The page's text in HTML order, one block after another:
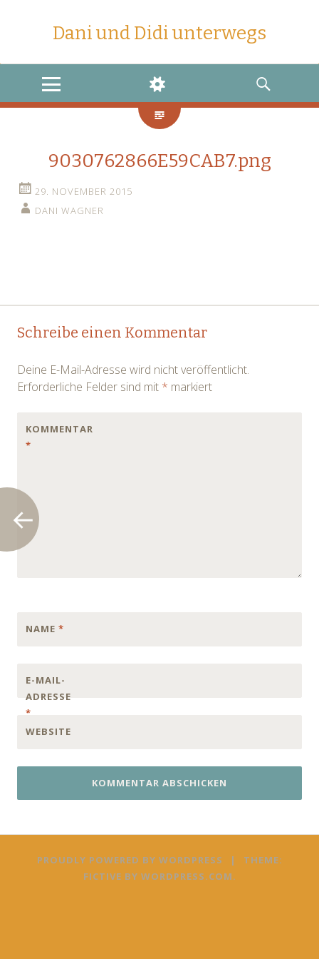
Dani und Didi unterwegs
MENU
WIDGETS
SEARCH
9030762866E59CAB7.png
29. NOVEMBER 2015
DANI WAGNER
Post
Schreibe einen Kommentar
Deine E-Mail-Adresse wird nicht veröffentlicht.
Erforderliche Felder sind mit * markiert
KOMMENTAR
*
NAME *
E-MAIL-
ADRESSE
*
WEBSITE
PROUDLY POWERED BY WORDPRESS |
THEME:
FICTIVE BY WORDPRESS.COM.